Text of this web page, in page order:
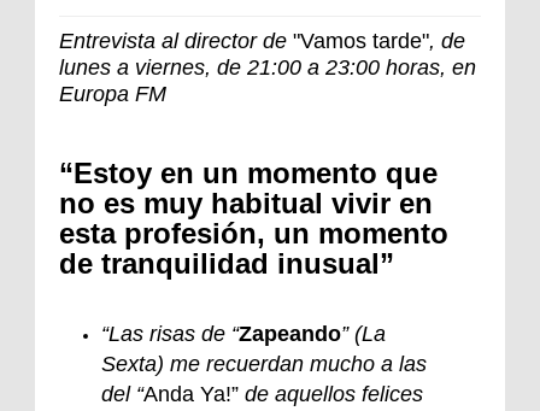
Entrevista al director de "Vamos tarde", de
lunes a viernes, de 21:00 a 23:00 horas, en
Europa FM
“Estoy en un momento que
no es muy habitual vivir en
esta profesión, un momento
de tranquilidad inusual”
“Las risas de “Zapeando” (La
Sexta) me recuerdan mucho a las
del “Anda Ya!” de aquellos felices